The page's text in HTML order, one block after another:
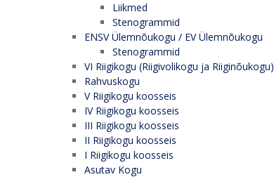
Liikmed
Stenogrammid
ENSV Ülemnõukogu / EV Ülemnõukogu
Stenogrammid
VI Riigikogu (Riigivolikogu ja Riiginõukogu)
Rahvuskogu
V Riigikogu koosseis
IV Riigikogu koosseis
III Riigikogu koosseis
II Riigikogu koosseis
I Riigikogu koosseis
Asutav Kogu